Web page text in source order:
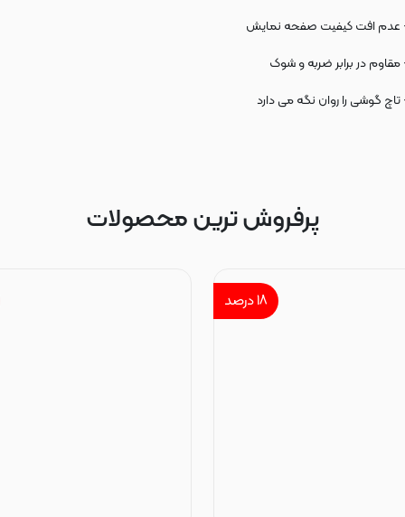
عدم افت کیفیت صفحه نمایش
در برابر ضربه و شوک
گوشی را روان نگه می دارد
پرفروش ترین محصولات
۱۸درصد